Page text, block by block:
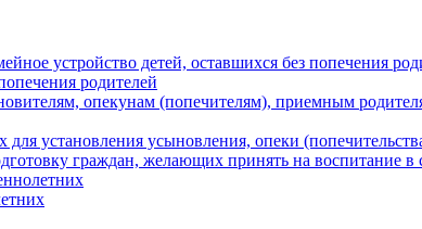
устройство детей, оставшихся без попечения
родителей
опекунам (попечителям), приемным
установления усыновления, опеки
граждан, желающих принять на воспитание в